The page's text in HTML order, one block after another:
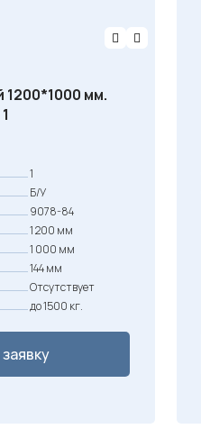
мм.
1
Б/У
9078-84
1 200 мм
1 000 мм
144 мм
Отсутствует
до 1500 кг.